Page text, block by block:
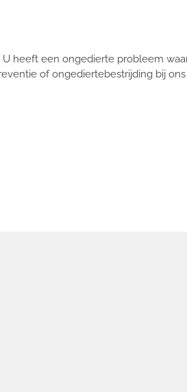
heeft een ongedierte probleem
of ongediertebestrijding bij ons